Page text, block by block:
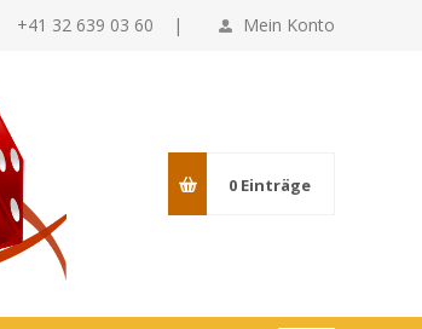
Mein Konto
+41 32 639 03 60 |
0 Einträge